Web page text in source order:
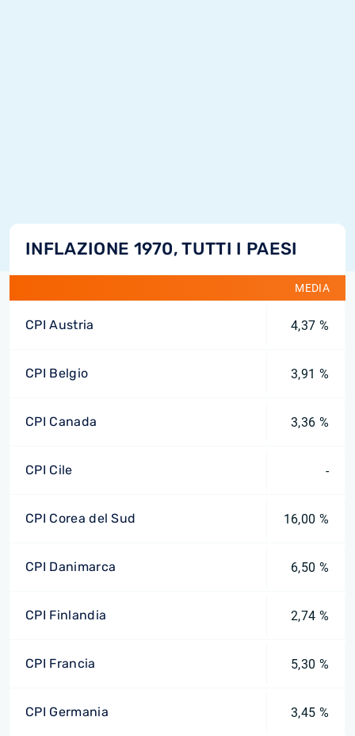
INFLAZIONE 1970, TUTTI I PAESI
MEDIA
CPI Austria 4,37 %
CPI Belgio 3,91 %
CPI Canada 3,36 %
CPI Cile -
CPI Corea del Sud 16,00 %
CPI Danimarca 6,50 %
CPI Finlandia 2,74 %
CPI Francia 5,30 %
CPI Germania 3,45 %